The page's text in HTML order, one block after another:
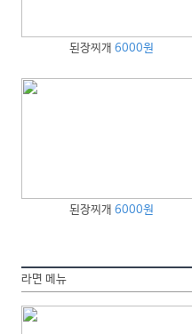
된장찌개 6000원
된장찌개 6000원
라면 메뉴